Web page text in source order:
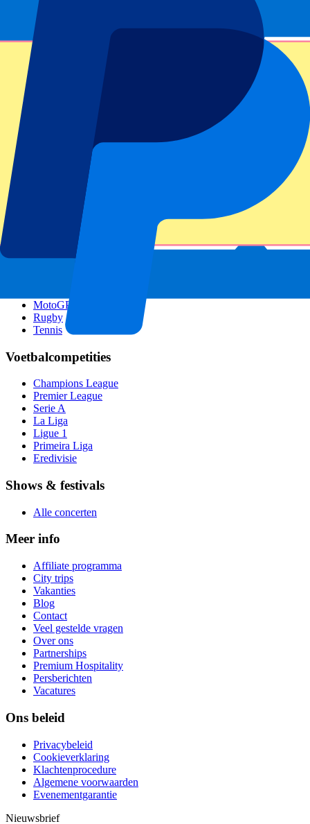
Topclubs
Manchester United
Manchester City
Populaire events
GP Nederland
GP Singapore
Six Nations
MotoGP
Rugby
Tennis
Voetbalcompetities
Champions League
Premier League
Serie A
La Liga
Ligue 1
Primeira Liga
Eredivisie
Shows & festivals
Alle concerten
Meer info
Affiliate programma
City trips
Vakanties
Blog
Contact
Veel gestelde vragen
Over ons
Partnerships
Premium Hospitality
Persberichten
Vacatures
Ons beleid
Privacybeleid
Cookieverklaring
Klachtenprocedure
Algemene voorwaarden
Evenementgarantie
Nieuwsbrief